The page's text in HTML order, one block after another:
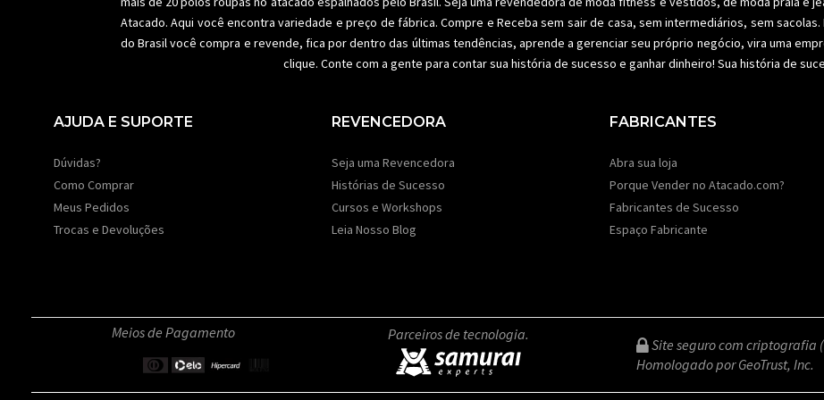
Atacado. Aqui você encontra variedade e preço de fábrica. Compre e Receba sem sair de casa, sem intermediários, sem
do Brasil você compra e revende, fica por dentro das últimas tendências, aprende a gerenciar seu próprio negócio, vira uma
clique. Conte com a gente para contar sua história de sucesso e ganhar dinheiro! Sua história de
AJUDA E SUPORTE
Dúvidas?
Como Comprar
Meus Pedidos
Trocas e Devoluções
REVENCEDORA
Seja uma Revencedora
Histórias de Sucesso
Cursos e Workshops
Leia Nosso Blog
FABRICANTES
Abra sua loja
Porque Vender no Atacado.com?
Fabricantes de Sucesso
Espaço Fabricante
Meios de Pagamento Parceiros de tecnologia.
Site seguro com criptografia
Homologado por GeoTrust, Inc.